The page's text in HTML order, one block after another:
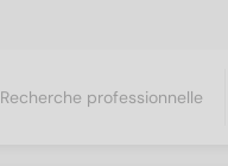
Recherche professionnelle